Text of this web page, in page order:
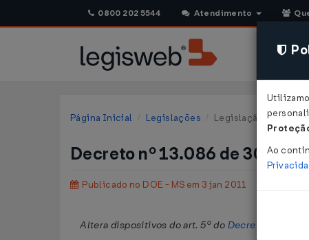
0800 202 5544 Atendimento
Página Inicial Legislações Legislação Estadual
Decreto nº 13.086 de 30/12/
Publicado no DOE - MS em 3 jan 2011
Altera dispositivos do art. 5º do Decreto nº
Ao